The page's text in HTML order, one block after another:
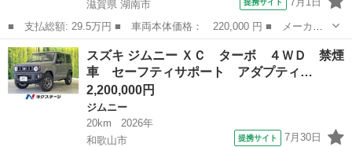
滋賀県 湖南市
提携サイト
■ 支払総額: 29.5万円 ■ 車両本体価格： 220,000 円 ■ メーカー
名： スズキ ■ 車種名： ジムニー ■ グレード名： ＸＣ 車検
令和１０年７月 タイミンチェーンエンジン リフトアップ トーヨ
ーオープンカ...
滋賀 湖南市 ジムニー
スズキ ジムニー ＸＣ ターボ ４ＷＤ 禁煙
車 セーフティサポート アダプティ…
2,200,000円
ジムニー
20km
2026年
和歌山市
提携サイト 7月30日